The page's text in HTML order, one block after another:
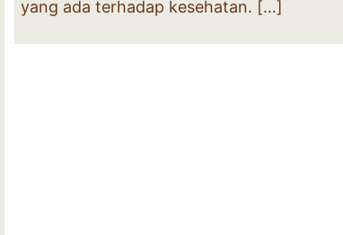
yang ada terhadap kesehatan. […]